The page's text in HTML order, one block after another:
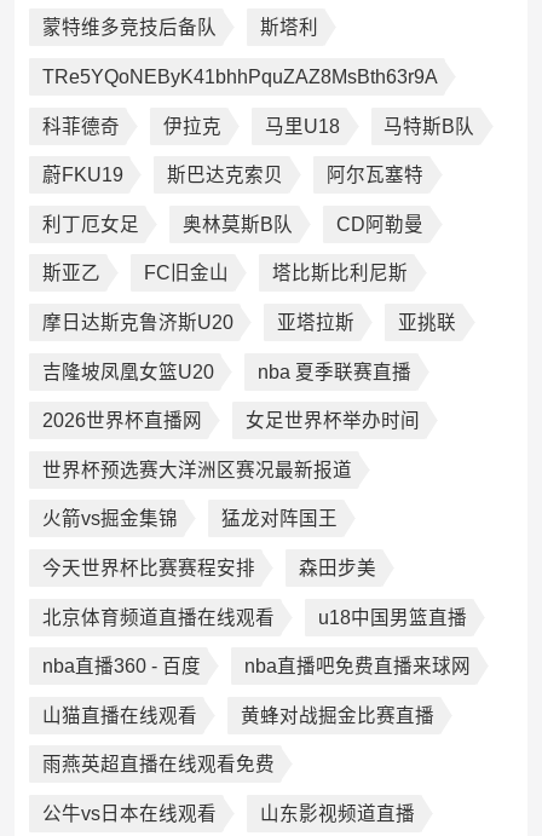
蒙特维多竞技后备队 斯塔利
TRe5YQoNEByK41bhhPquZAZ8MsBth63r9A
科菲德奇 伊拉克 马里U18 马特斯B队
蔚FKU19 斯巴达克索贝 阿尔瓦塞特
利丁厄女足 奥林莫斯B队 CD阿勒曼
斯亚乙 FC旧金山 塔比斯比利尼斯
摩日达斯克鲁济斯U20 亚塔拉斯 亚挑联
吉隆坡凤凰女篮U20 nba 夏季联赛直播
2026世界杯直播网 女足世界杯举办时间
世界杯预选赛大洋洲区赛况最新报道
火箭vs掘金集锦 猛龙对阵国王
今天世界杯比赛赛程安排 森田步美
北京体育频道直播在线观看 u18中国男篮直播
nba直播360 - 百度 nba直播吧免费直播来球网
山猫直播在线观看 黄蜂对战掘金比赛直播
雨燕英超直播在线观看免费
公牛vs日本在线观看 山东影视频道直播